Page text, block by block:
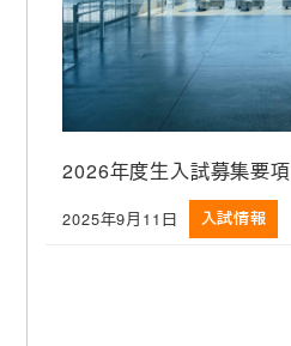
2026年度生入試募集要項
投稿日
2025年9月11日 入試情報